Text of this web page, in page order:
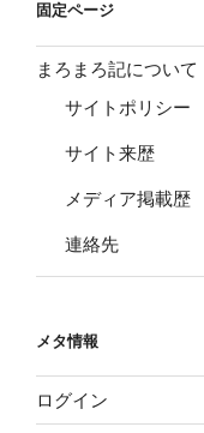
固定ページ
まろまろ記について
サイトポリシー
サイト来歴
メディア掲載歴
連絡先
メタ情報
ログイン